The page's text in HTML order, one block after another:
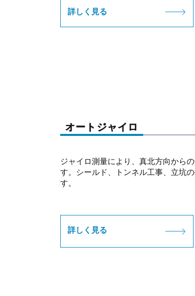
詳しく見る
オートジャイロ
ジャイロ測量により、真北方向から
す。シールド、トンネル工事、立坑
す。
詳しく見る